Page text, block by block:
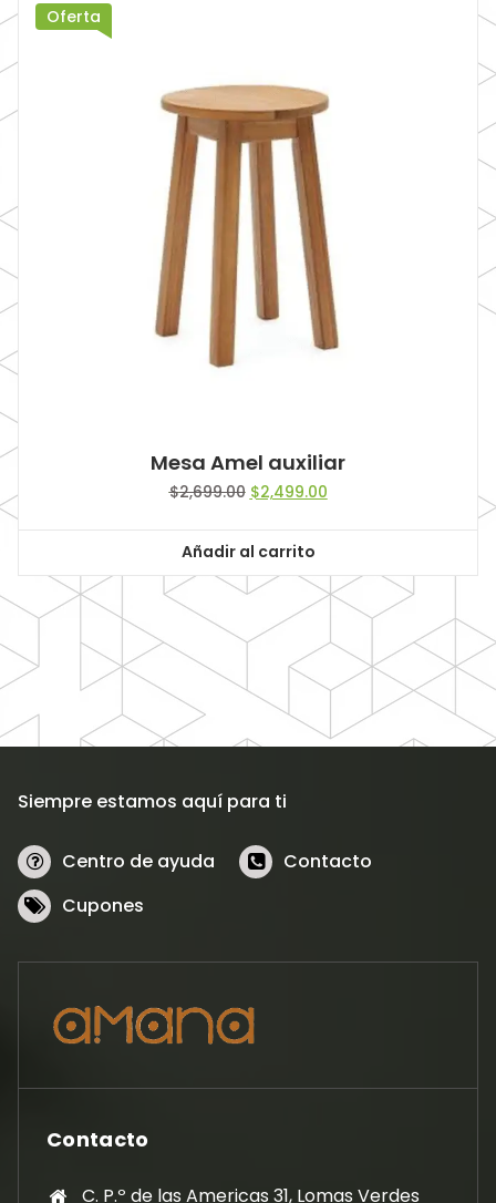
Oferta
Mesa Amel auxiliar
$2,699.00 Original
$2,699.00.
$2,499.00Current
Añadir al carrito
Siempre estamos aquí para ti
Centro de ayuda
Contacto
Cupones
Contacto
C. P.º de las Americas 31, Lomas Verdes